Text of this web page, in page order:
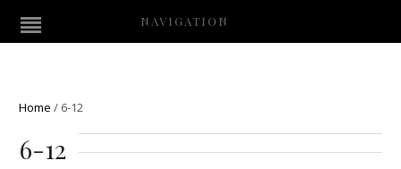
NAVIGATION
Home / 6-12
6-12